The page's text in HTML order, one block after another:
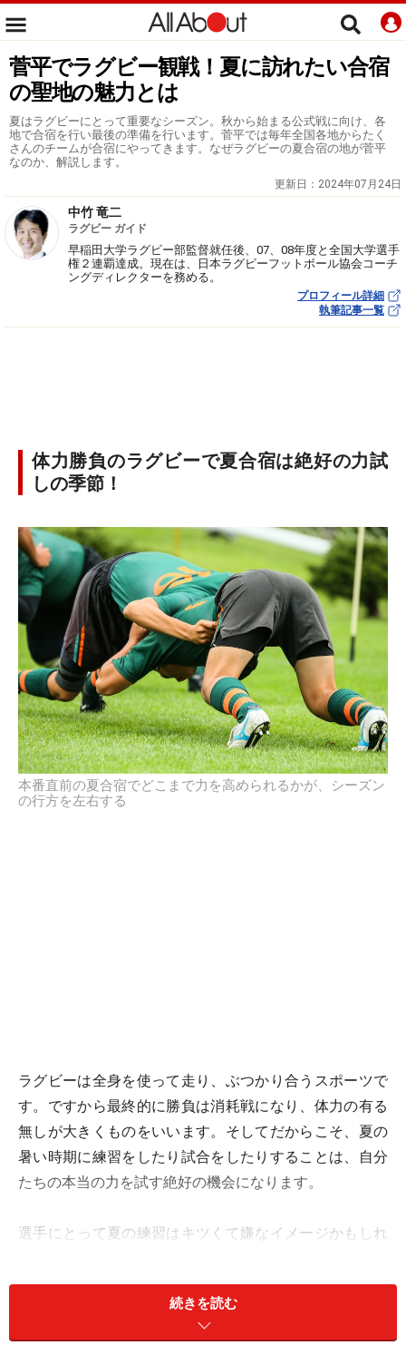
菅平でラグビー観戦！夏に訪れたい合宿
の聖地の魅力とは
夏はラグビーにとって重要なシーズン。秋から始まる公式戦に向け、各
地で合宿を行い最後の準備を行います。菅平では毎年全国各地からたく
さんのチームが合宿にやってきます。なぜラグビーの夏合宿の地が菅平
なのか、解説します。
更新日： 2024年07月24日
中竹 竜二
ラグビー ガイド
早稲田大学ラグビー部監督就任後、07、08年度と全国大学選手
権２連覇達成。現在は、日本ラグビーフットボール協会コーチ
ングディレクターを務める。
プロフィール詳細
執筆記事一覧
体力勝負のラグビーで夏合宿は絶好の力試
しの季節！
本番直前の夏合宿でどこまで力を高められるかが、シーズン
の行方を左右する
ラグビーは全身を使って走り、ぶつかり合うスポーツで
す。ですから最終的に勝負は消耗戦になり、体力の有る
無しが大きくものをいいます。そしてだからこそ、夏の
暑い時期に練習をしたり試合をしたりすることは、自分
たちの本当の力を試す絶好の機会になります。
選手にとって夏の練習はキツくて嫌なイメージかもしれ
の力試しの機会です。この時期にどれだけ戦えるかとい
うことをベンチマークの指標にして、さらに磨いていく
部分や改善が必要な部分を判断します。そういう意味で
続きを読む